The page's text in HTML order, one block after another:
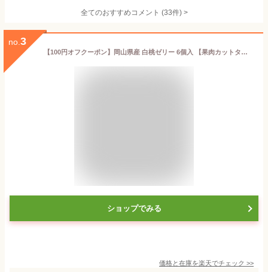
全てのおすすめコメント (33件) >
no. 3
【100円オフクーポン】岡山県産 白桃ゼリー 6個入 【果肉カットタイプ】 2026 お中元 果肉入り 敬老の日 内祝 お返し 誕生日プレゼント お見舞 快気祝い フルーツゼリー スイーツ ギフト 高級 桃 プレゼント 果物 個包装 もも 手土産 ご挨拶 帰省 志ほや しほや 清風庵
ショップでみる
価格と在庫を楽天でチェック >>